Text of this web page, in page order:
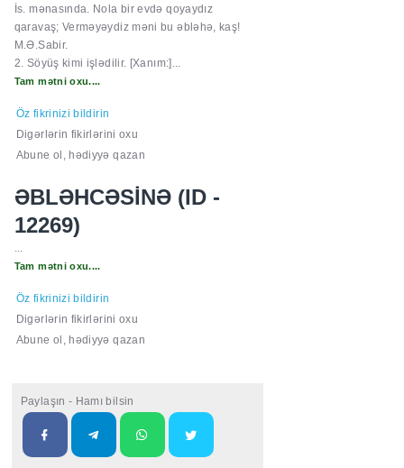
İs. mənasında. Nola bir evdə qoyaydız
qaravaş; Verməyəydiz məni bu əbləhə, kaş!
M.Ə.Sabir.
2. Söyüş kimi işlədilir. [Xanım:]...
Tam mətni oxu....
Öz fikrinizi bildirin
Digərlərin fikirlərini oxu
Abune ol, hədiyyə qazan
ƏBLƏHCƏSİNƏ (ID -
12269)
...
Tam mətni oxu....
Öz fikrinizi bildirin
Digərlərin fikirlərini oxu
Abune ol, hədiyyə qazan
Paylaşın - Hamı bilsin